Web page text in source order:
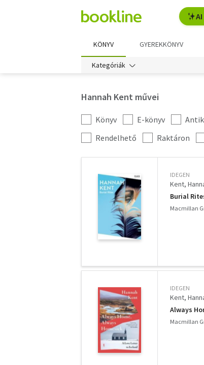
KÖNYV GYEREKKÖNYV
Kategóriák
Hannah Kent művei
Kategória
szűrés
Könyv E-könyv
További
szűrők
Rendelhető Raktáron
IDEGEN
Kent,
Burial
Macmillan
IDEGEN
Kent,
Always
Macmillan